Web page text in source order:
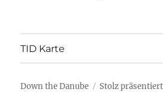
TID Karte
Down the Danube Stolz